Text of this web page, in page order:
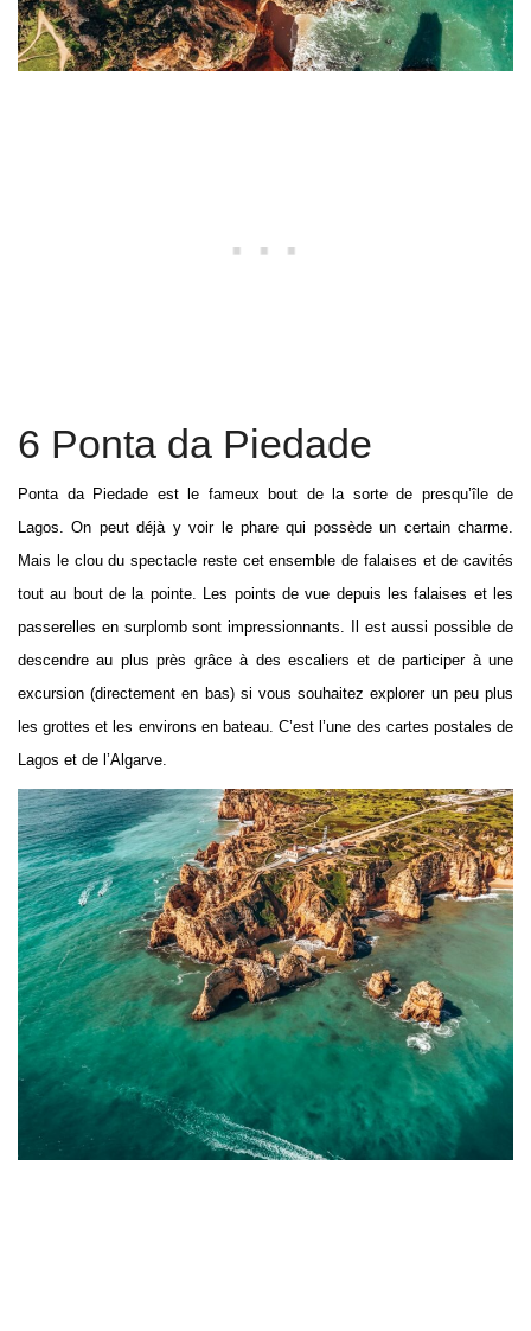
6 Ponta da Piedade
Ponta da Piedade est le fameux bout de la sorte de presqu’île de
Lagos. On peut déjà y voir le phare qui possède un certain charme.
Mais le clou du spectacle reste cet ensemble de falaises et de cavités
tout au bout de la pointe. Les points de vue depuis les falaises et les
passerelles en surplomb sont impressionnants. Il est aussi possible de
descendre au plus près grâce à des escaliers et de participer à une
excursion (directement en bas) si vous souhaitez explorer un peu plus
les grottes et les environs en bateau. C’est l’une des cartes postales de
Lagos et de l’Algarve.